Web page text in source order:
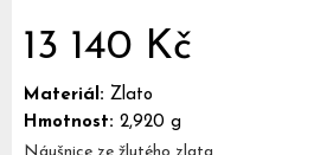
13 140 Kč
Materiál: Zlato
Hmotnost: 2,920 g